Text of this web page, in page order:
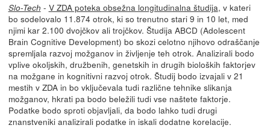
Slo-Tech - V ZDA poteka obsežna longitudinalna študija, v kateri
bo sodelovalo 11.874 otrok, ki so trenutno stari 9 in 10 let, med
njimi kar 2.100 dvojčkov ali trojčkov. Študija ABCD (Adolescent
Brain Cognitive Development) bo skozi celotno njihovo odraščanje
spremljala razvoj možganov in življenje teh otrok. Analizirali bodo
vplive okoljskih, družbenih, genetskih in drugih bioloških faktorjev
na možgane in kognitivni razvoj otrok. Študij bodo izvajali v 21
mestih v ZDA in bo vključevala tudi različne tehnike slikanja
možganov, hkrati pa bodo beležili tudi vse naštete faktorje.
Podatke bodo sproti objavljali, da bodo lahko tudi drugi
znanstveniki analizirali podatke in iskali dodatne korelacije.